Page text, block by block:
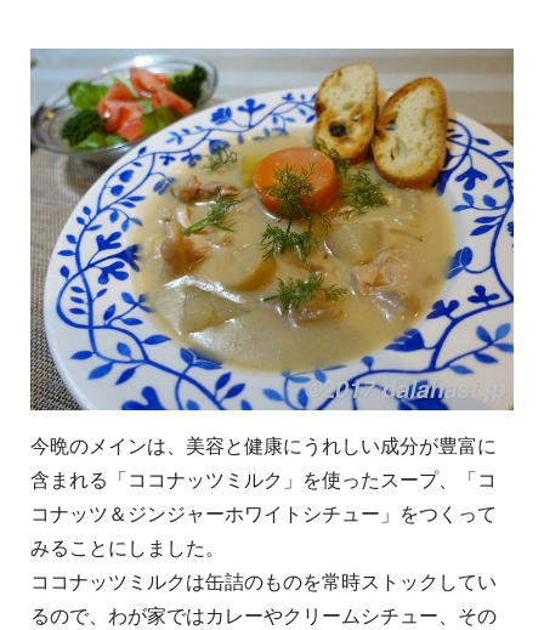
今晩のメインは、美容と健康にうれしい成分が豊富に
含まれる「ココナッツミルク」を使ったスープ、「コ
コナッツ＆ジンジャーホワイトシチュー」をつくって
みることにしました。
ココナッツミルクは缶詰のものを常時ストックしてい
るので、わが家ではカレーやクリームシチュー、その